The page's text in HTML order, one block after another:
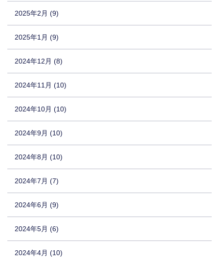
2025年2月 (9)
2025年1月 (9)
2024年12月 (8)
2024年11月 (10)
2024年10月 (10)
2024年9月 (10)
2024年8月 (10)
2024年7月 (7)
2024年6月 (9)
2024年5月 (6)
2024年4月 (10)